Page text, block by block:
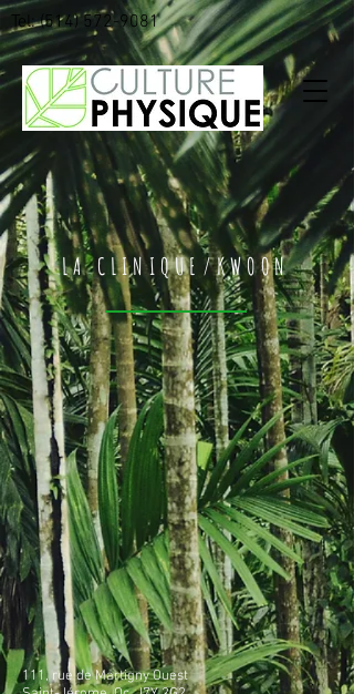
Tel:(514) 572-9081
LA CLINIQUE/KWOON
111, rue de Martigny Ouest